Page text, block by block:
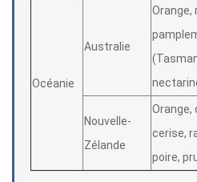
Océanie
Australie
Orange,
Nouvelle-
Zélande
Orange,
cerise,
poire,